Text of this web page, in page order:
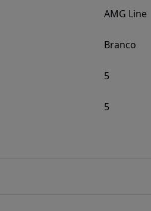
AMG Line
Branco
5
5